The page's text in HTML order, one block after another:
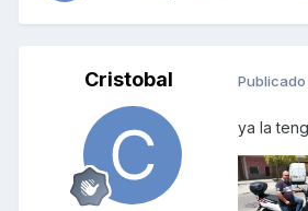
Cristobal Publicado
ya la